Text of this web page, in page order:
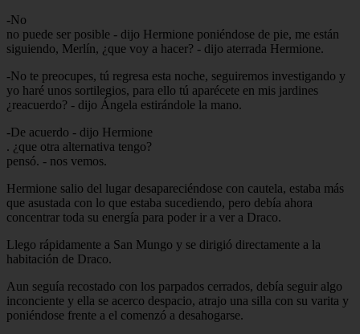
-No
no puede ser posible - dijo Hermione poniéndose de pie, me están
siguiendo, Merlín, ¿que voy a hacer? - dijo aterrada Hermione.
-No te preocupes, tú regresa esta noche, seguiremos investigando y
yo haré unos sortilegios, para ello tú aparécete en mis jardines
¿reacuerdo? - dijo Ángela estirándole la mano.
-De acuerdo - dijo Hermione
. ¿que otra alternativa tengo?
pensó. - nos vemos.
Hermione salio del lugar desapareciéndose con cautela, estaba más
que asustada con lo que estaba sucediendo, pero debía ahora
concentrar toda su energía para poder ir a ver a Draco.
Llego rápidamente a San Mungo y se dirigió directamente a la
habitación de Draco.
Aun seguía recostado con los parpados cerrados, debía seguir algo
inconciente y ella se acerco despacio, atrajo una silla con su varita y
poniéndose frente a el comenzó a desahogarse.